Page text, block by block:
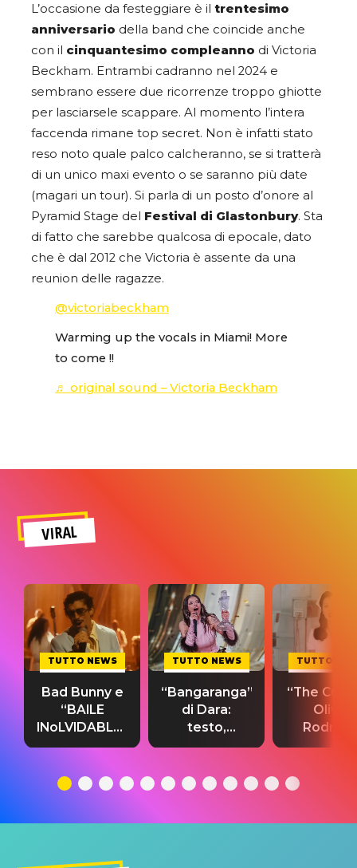
L’occasione da festeggiare è il trentesimo
anniversario della band che coincide anche
con il cinquantesimo compleanno di Victoria
Beckham. Entrambi cadranno nel 2024 e
sembrano essere due ricorrenze troppo ghiotte
per lasciarsele scappare. Al momento l’intera
faccenda rimane top secret. Non è infatti stato
reso noto quale palco calcheranno, se si tratterà
di un unico maxi evento o se saranno più date
(magari un tour). Si parla di un posto d’onore al
Pyramid Stage del Festival di Glastonbury. Sta
di fatto che sarebbe qualcosa di epocale, dato
che è dal 2012 che Victoria è assente da una
reunion delle ragazze.
@victoriabeckham
Warming up the vocals in Miami! More
to come !!
♬ original sound – Victoria Beckham
VIRAL
TUTTO NEWS
Bad Bunny e
“BAILE
INoLVIDABLE”:
testo,
significato
TUTTO NEWS
“Bangaranga”
di Dara:
testo,
traduzione e
del singolo
TUTTO
“The
Olivia
testo,